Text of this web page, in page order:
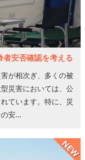
者安否確認を考える
が相次ぎ、多くの被
災害においては、公
ています。特に、災
安...